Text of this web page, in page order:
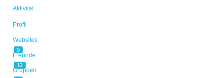
Aktivität
Profil
Websites
0
Freunde
12
Gruppen